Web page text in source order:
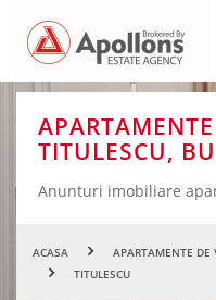
TITULESCU,
Anunturi imobiliare
ACASA APARTAMENTE DE
TITULESCU